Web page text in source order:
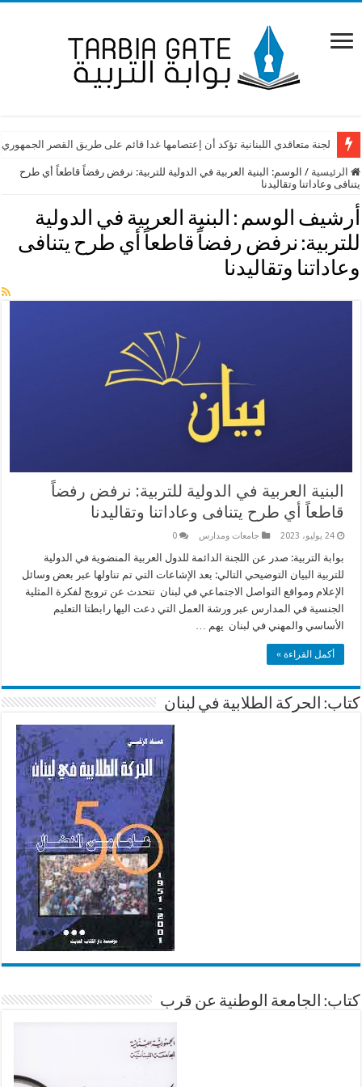
لجنة متعاقدي اللبنانية تؤكد أن إعتصامها غدا قائم على طريق القصر الجمهوري
الرئيسية / الوسم: البنية العربية في الدولية للتربية: نرفض رفضاً قاطعاً أي طرح
يتنافى وعاداتنا وتقاليدنا
أرشيف الوسم : البنية العربية في الدولية
للتربية: نرفض رفضاً قاطعاً أي طرح يتنافى
وعاداتنا وتقاليدنا
البنية العربية في الدولية للتربية: نرفض رفضاً
قاطعاً أي طرح يتنافى وعاداتنا وتقاليدنا
24 يوليو، 2023 جامعات ومدارس 0
بوابة التربية: صدر عن اللجنة الدائمة للدول العربية المنضوية في الدولية
للتربية البيان التوضيحي التالي: بعد الإشاعات التي تم تناولها عبر بعض وسائل
الإعلام ومواقع التواصل الاجتماعي في لبنان تتحدث عن ترويج لفكرة المثلية
الجنسية في المدارس عبر ورشة العمل التي دعت اليها رابطتا التعليم
الأساسي والمهني في لبنان يهم …
أكمل القراءة »
كتاب: الحركة الطلابية في لبنان
كتاب: الجامعة الوطنية عن قرب